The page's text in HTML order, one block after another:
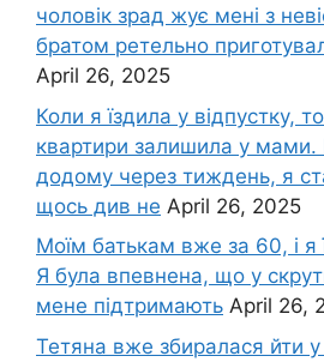
чоловік зpад жує мені з
братом ретельно
April 26, 2025
Коли я їздила у відпустку,
квартири залишила у
додому через тиждень, я
щось див не April 26, 2025
Моїм батькам вже за 60, і я
Я була впевнена, що у
мене підтримають April 26,
Тетяна вже збиралася йти